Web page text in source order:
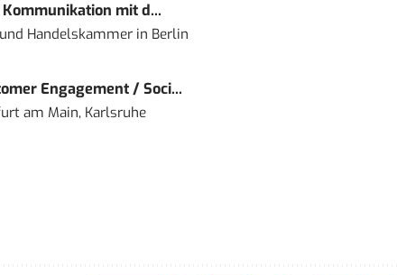
mit d...
Handelskammerin Berlin
Engagement / Soci...
am Main, Karlsruhe